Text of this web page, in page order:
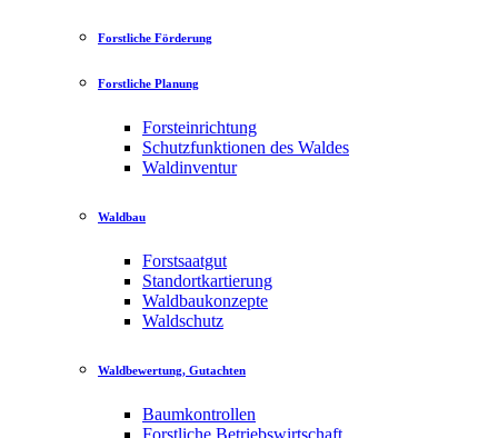
Forstliche Förderung
Forstliche Planung
Forsteinrichtung
Schutzfunktionen des Waldes
Waldinventur
Waldbau
Forstsaatgut
Standortkartierung
Waldbaukonzepte
Waldschutz
Waldbewertung, Gutachten
Baumkontrollen
Forstliche Betriebswirtschaft